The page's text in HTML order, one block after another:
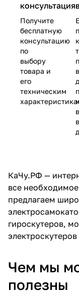
консультация
Получите
бесплатную
консультацию
по
выбору
товара и
его
техническим
КаЧу.РФ —
все
предлагаем
гироскутеров,
Чем мы
полезны